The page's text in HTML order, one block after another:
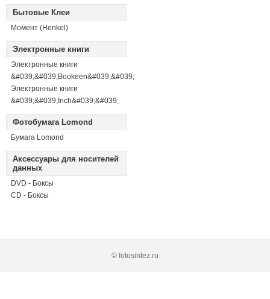
Бытовые Клеи
Момент (Henkel)
Электронные книги
Электронные книги
&#039;&#039;Bookeen&#039;&#039;
Электронные книги
&#039;&#039;Inch&#039;&#039;
Фотобумага Lomond
Бумага Lomond
Аксессуары для носителей
данных
DVD - Боксы
CD - Боксы
© fotosintez.ru